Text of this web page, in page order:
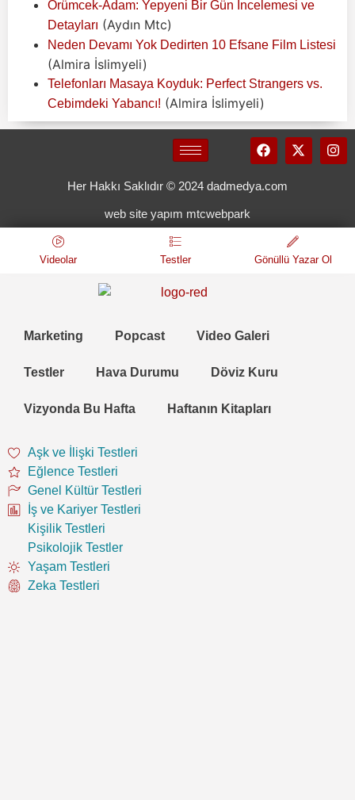
Örümcek-Adam: Yepyeni Bir Gün İncelemesi ve
Detayları (Aydın Mtc)
Neden Devamı Yok Dedirten 10 Efsane Film Listesi
(Almira İslimyeli)
Telefonları Masaya Koyduk: Perfect Strangers vs.
Cebimdeki Yabancı! (Almira İslimyeli)
Her Hakkı Saklıdır © 2024 dadmedya.com
web site yapım mtcwebpark
Videolar Testler Gönüllü Yazar Ol
Marketing Popcast Video Galeri
Testler Hava Durumu Döviz Kuru
Vizyonda Bu Hafta Haftanın Kitapları
Aşk ve İlişki Testleri
Eğlence Testleri
Genel Kültür Testleri
İş ve Kariyer Testleri
Kişilik Testleri
Psikolojik Testler
Yaşam Testleri
Zeka Testleri